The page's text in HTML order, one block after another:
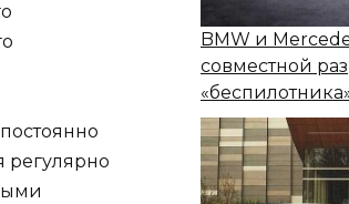
регулярно
BMW и
совместной